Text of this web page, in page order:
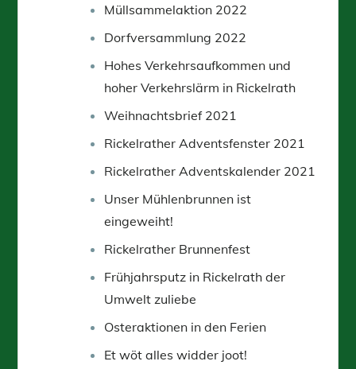
Müllsammelaktion 2022
Dorfversammlung 2022
Hohes Verkehrsaufkommen und
hoher Verkehrslärm in Rickelrath
Weihnachtsbrief 2021
Rickelrather Adventsfenster 2021
Rickelrather Adventskalender 2021
Unser Mühlenbrunnen ist
eingeweiht!
Rickelrather Brunnenfest
Frühjahrsputz in Rickelrath der
Umwelt zuliebe
Osteraktionen in den Ferien
Et wöt alles widder joot!